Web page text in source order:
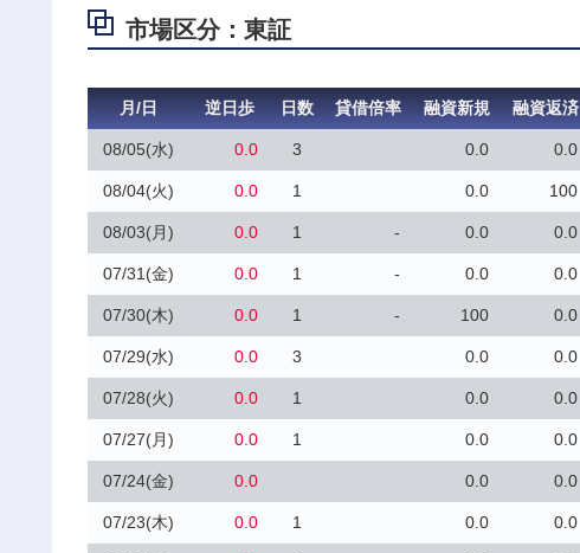
市場区分：東証
月/日 逆日歩 日数 貸借倍率 融資新規 融資返済
08/05(水) 0.0 3 0.0 0.0
08/04(火) 0.0 1 0.0 100
08/03(月) 0.0 1 - 0.0 0.0
07/31(金) 0.0 1 - 0.0 0.0
07/30(木) 0.0 1 - 100 0.0
07/29(水) 0.0 3 0.0 0.0
07/28(火) 0.0 1 0.0 0.0
07/27(月) 0.0 1 0.0 0.0
07/24(金) 0.0 0.0 0.0
07/23(木) 0.0 1 0.0 0.0